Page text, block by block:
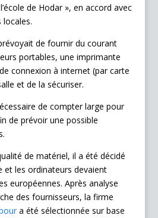
de Hodar », en accord avec
de fournir du courant
portables, une imprimante
connexion à internet (par carte
et de la sécuriser.
de compter large pour
de prévoir une possible
de matériel, il a été décidé
et les ordinateurs devaient
européennes. Après analyse
des fournisseurs, la firme
a été sélectionnée sur base